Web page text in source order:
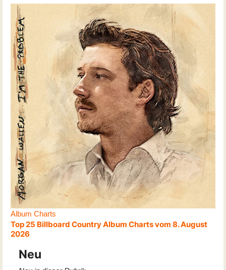
Album Charts
Top 25 Billboard Country Album Charts vom 8. August
2026
Neu